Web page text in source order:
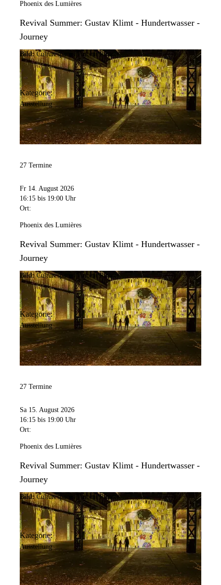
Phoenix des Lumières
Revival Summer: Gustav Klimt - Hundertwasser -
Journey
Bild: Culturespaces/Vincent Pinson
Kategorie:
Ausstellung
27 Termine
Fr 14. August 2026
16:15 bis 19:00 Uhr
Ort:
Phoenix des Lumières
Revival Summer: Gustav Klimt - Hundertwasser -
Journey
Bild: Culturespaces/Vincent Pinson
Kategorie:
Ausstellung
27 Termine
Sa 15. August 2026
16:15 bis 19:00 Uhr
Ort:
Phoenix des Lumières
Revival Summer: Gustav Klimt - Hundertwasser -
Journey
Bild: Culturespaces/Vincent Pinson
Kategorie:
Ausstellung